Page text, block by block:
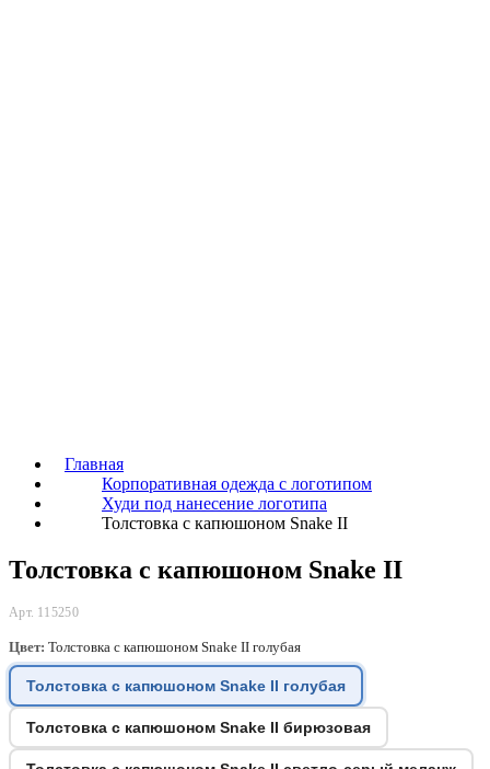
Главная
Корпоративная одежда с логотипом
Худи под нанесение логотипа
Толстовка с капюшоном Snake II
Толстовка с капюшоном Snake II
Арт. 115250
Цвет: Толстовка с капюшоном Snake II голубая
Толстовка с капюшоном Snake II голубая
Толстовка с капюшоном Snake II бирюзовая